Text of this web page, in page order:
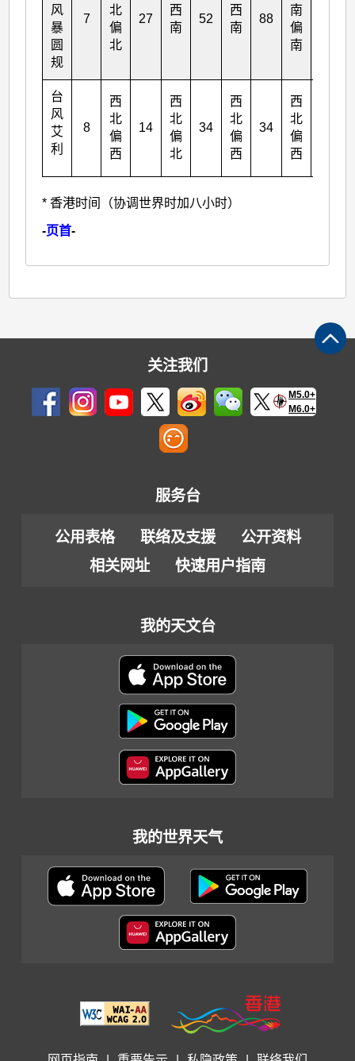
风
暴
圆
规
7
北
偏
北
27
西
南
52
西
南
88
南
偏
南
台
风
艾
利
8
西
北
偏
西
14
西
北
偏
北
34
西
北
偏
西
34
西
北
偏
西
* 香港时间（协调世界时加八小时）
-页首-
关注我们
M5.0+
M6.0+
服务台
公用表格 联络及支援
公开资料
相关网址
快速用户指南
我的天文台
我的世界天气